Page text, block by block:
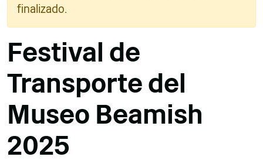
finalizado.
Festival de
Transporte del
Museo Beamish
2025